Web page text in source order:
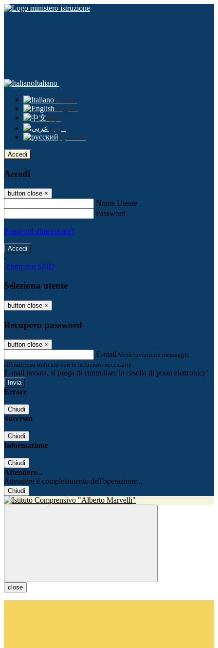
Italiano
Italiano
English
中文
عربى
русский
Accedi
Accedi
button close ×
Nome Utente
Password
Password dimenticata?
-
Entra con SPID
Seleziona utente
button close ×
Recupero password
button close ×
E-mail Verrà inviato un messaggio
all'indirizzo indicato con le istruzioni necessarie.
E-mail inviata, si prega di controllare la casella di posta elettronica!
Errore
Chiudi
Successo
Chiudi
Informazione
Chiudi
Attendere...
Attendere il completamento dell'operazione...
Chiudi
close